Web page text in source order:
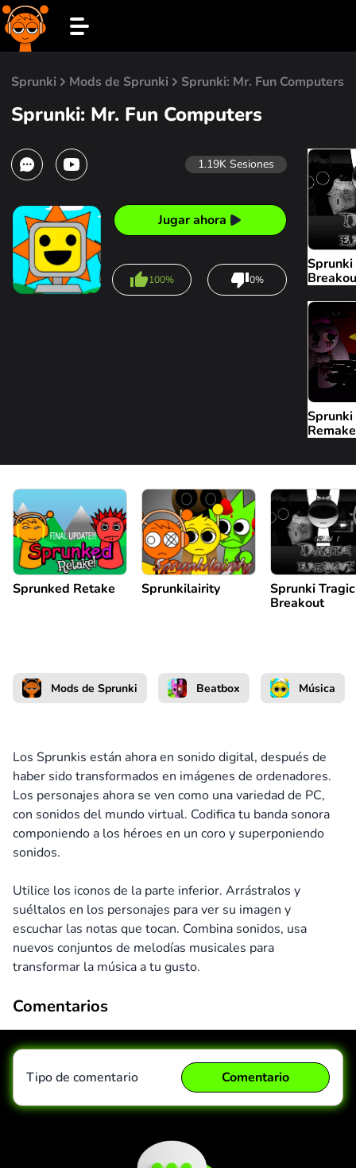
Sprunki Mods de Sprunki Sprunki: Mr. Fun Computers
Sprunki: Mr. Fun Computers
1.19K Sesiones
Jugar ahora
100% 0%
Sprunki
Remake
Sprunked Retake Sprunkilairity
Sprunki Tragic
Breakout
Mods de Sprunki Beatbox Música
Los Sprunkis están ahora en sonido digital, después de
haber sido transformados en imágenes de ordenadores.
Los personajes ahora se ven como una variedad de PC,
con sonidos del mundo virtual. Codifica tu banda sonora
componiendo a los héroes en un coro y superponiendo
sonidos.
Utilice los iconos de la parte inferior. Arrástralos y
suéltalos en los personajes para ver su imagen y
escuchar las notas que tocan. Combina sonidos, usa
nuevos conjuntos de melodías musicales para
transformar la música a tu gusto.
Comentarios
Tipo de comentario Comentario